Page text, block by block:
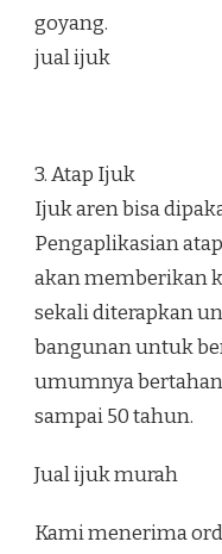
goyang.
jual ijuk
3. Atap Ijuk
Ijuk aren bisa
Pengaplikasian
akan memberikan
sekali diterapkan
bangunan untuk
umumnya bertahan
sampai 50 tahun.
Jual ijuk murah
Kami menerima